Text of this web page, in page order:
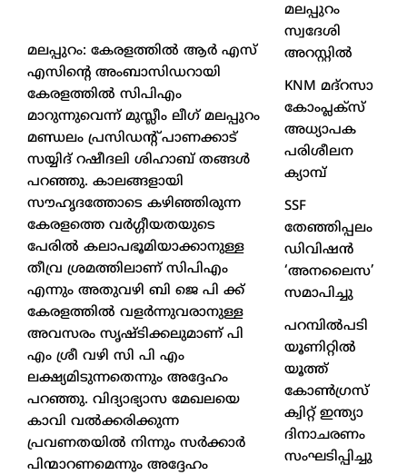
മലപ്പുറം: കേരളത്തില്‍ ആര്‍ എസ്
എസിന്റെ അംബാസിഡറായി
കേരളത്തില്‍ സിപിഎം
മാറുന്നുവെന്ന് മുസ്ലീം ലീഗ് മലപ്പുറം
മണ്ഡലം പ്രസിഡന്റ് പാണക്കാട്
സയ്യിദ് റഷീദലി ശിഹാബ് തങ്ങള്‍
പറഞ്ഞു. കാലങ്ങളായി
സൗഹൃദത്തോടെ കഴിഞ്ഞിരുന്ന
കേരളത്തെ വര്‍ഗ്ഗീയതയുടെ
പേരില്‍ കലാപഭൂമിയാക്കാനുള്ള
തീവ്ര ശ്രമത്തിലാണ് സിപിഎം
എന്നും അതുവഴി ബി ജെ പി ക്ക്
കേരളത്തില്‍ വളര്‍ന്നുവരാനുള്ള
അവസരം സൃഷ്ടിക്കലുമാണ് പി
എം ശ്രീ വഴി സി പി എം
ലക്ഷ്യമിടുന്നതെന്നും അദ്ദേഹം
പറഞ്ഞു. വിദ്യാഭ്യാസ മേഖലയെ
കാവി വല്‍ക്കരിക്കുന്ന
പ്രവണതയില്‍ നിന്നും സര്‍ക്കാര്‍
പിന്മാറണമെന്നും അദ്ദേഹം
മലപ്പുറം
സ്വദേശി
അറസ്റ്റിൽ
KNM മദ്റസാ
കോംപ്ലക്സ്
അധ്യാപക
പരിശീലന
ക്യാമ്പ്
SSF
തേഞ്ഞിപ്പലം
ഡിവിഷൻ
‘അനലൈസ’
സമാപിച്ചു
പറമ്പിൽപടി
യൂണിറ്റിൽ
യൂത്ത്
കോൺഗ്രസ്
ക്വിറ്റ് ഇന്ത്യാ
ദിനാചരണം
സംഘടിപ്പിച്ചു